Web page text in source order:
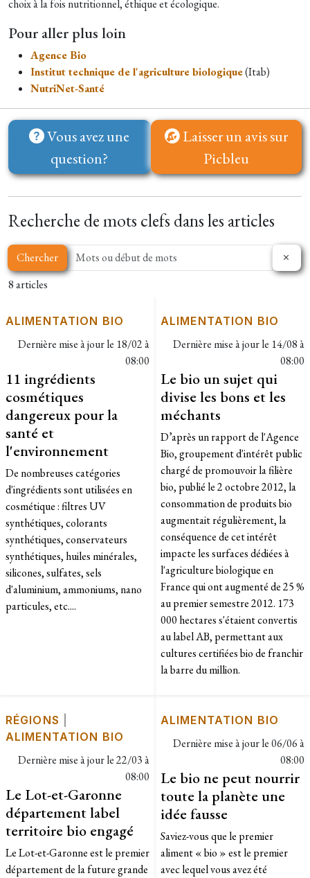
choix à la fois nutritionnel, éthique et écologique.
Pour aller plus loin
Agence Bio
Institut technique de l'agriculture biologique(Itab)
NutriNet-Santé
Vous avez une
question?
Laisser un avis sur
Picbleu
Recherche de mots clefs dans les articles
Chercher
8 articles
ALIMENTATION BIO
Dernière mise à jour le 18/02 à
08:00
11 ingrédients
cosmétiques
dangereux pour la
santé et
l'environnement
De nombreuses catégories
d'ingrédients sont utilisées en
cosmétique : filtres UV
synthétiques, colorants
synthétiques, conservateurs
synthétiques, huiles minérales,
silicones, sulfates, sels
d'aluminium, ammoniums, nano
particules, etc....
ALIMENTATION BIO
Dernière mise à jour le 14/08 à
08:00
Le bio un sujet qui
divise les bons et les
méchants
D’après un rapport de l'Agence
Bio, groupement d'intérêt public
chargé de promouvoir la filière
bio, publié le 2 octobre 2012, la
consommation de produits bio
augmentait régulièrement, la
conséquence de cet intérêt
impacte les surfaces dédiées à
l'agriculture biologique en
France qui ont augmenté de 25 %
au premier semestre 2012. 173
000 hectares s'étaient convertis
au label AB, permettant aux
cultures certifiées bio de franchir
la barre du million.
RÉGIONS
ALIMENTATION BIO
Dernière mise à jour le22/03 à
08:00
Le Lot-et-Garonne
département label
territoire bio engagé
Le Lot-et-Garonne est le premier
département de la future grande
ALIMENTATION BIO
Dernière mise à jour le06/06 à
08:00
Le bio ne peut nourrir
toute la planète une
idée fausse
Saviez-vous que le premier
aliment « bio » est le premier
avec lequel vous avez été